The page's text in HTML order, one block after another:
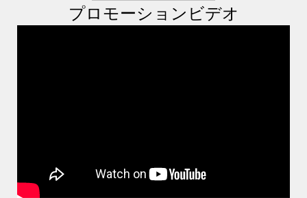
プロモーションビデオ